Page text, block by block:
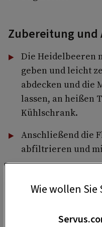
Zubereitung und
Die Heidelbeeren
geben und leicht
abdecken und die
lassen, an heißen
Kühlschrank.
Anschließend die
abfiltrieren und
Wie wollen